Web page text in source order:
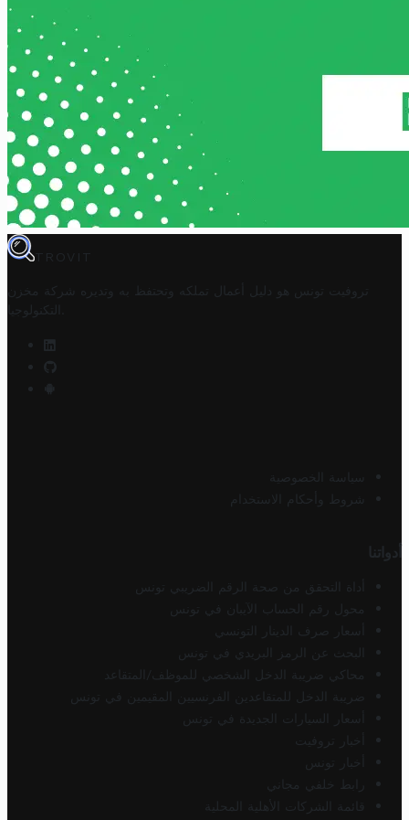
TROVIT
تروفيت تونس هو دليل أعمال تملكه وتحتفظ به وتديره
شركة مخزن
التكنولوجيا
سياسة الخصوصية
شروط وأحكام الاستخدام
أدواتنا
أداة التحقق من صحة الرقم الضريبي تونس
محول رقم الحساب الآيبان في تونس
أسعار صرف الدينار التونسي
البحث عن الرمز البريدي في تونس
محاكي ضريبة الدخل الشخصي للموظف/المتقاعد
ضريبة الدخل للمتقاعدين الفرنسيين المقيمين في تونس
أسعار السيارات الجديدة في تونس
أخبار تروفيت
أخبار تونس
رابط خلفي مجاني
قائمة الشركات الأهلية المحلية